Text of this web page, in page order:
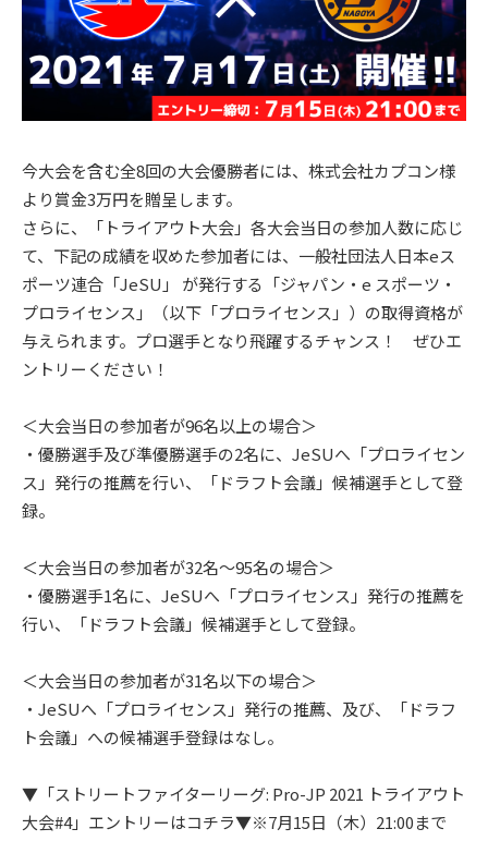
今大会を含む全8回の大会優勝者には、株式会社カプコン様
より賞金3万円を贈呈します。
さらに、「トライアウト大会」各大会当日の参加人数に応じ
て、下記の成績を収めた参加者には、一般社団法人日本eス
ポーツ連合「JeSU」 が発行する「ジャパン・e スポーツ・
プロライセンス」（以下「プロライセンス」）の取得資格が
与えられます。プロ選手となり飛躍するチャンス！ ぜひエ
ントリーください！
＜大会当日の参加者が96名以上の場合＞
・優勝選手及び準優勝選手の2名に、JeSUへ「プロライセン
ス」発行の推薦を行い、「ドラフト会議」候補選手として登
録。
＜大会当日の参加者が32名～95名の場合＞
・優勝選手1名に、JeSUへ「プロライセンス」発行の推薦を
行い、「ドラフト会議」候補選手として登録。
＜大会当日の参加者が31名以下の場合＞
・JeSUへ「プロライセンス」発行の推薦、及び、「ドラフ
ト会議」への候補選手登録はなし。
▼「ストリートファイターリーグ: Pro-JP 2021 トライアウト
大会#4」エントリーはコチラ▼※7月15日（木）21:00まで